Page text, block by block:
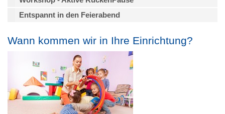
Entspannt in den Feierabend
Wann kommen wir in Ihre Einrichtung?